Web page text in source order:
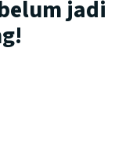
jadi